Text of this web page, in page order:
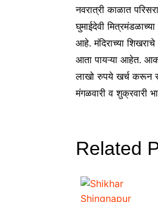
नवरात्री काळात
घुमाईदेवी
आहे. मंदिराच्या
आता पायऱ्या आहेत.
लाखो रुपये खर्च करून
मंगळवारी व शुक्रवारी
Related